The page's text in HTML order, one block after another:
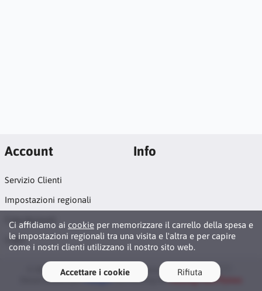
Ci affidiamo ai cookie per memorizzare il carrello della spesa e
le impostazioni regionali tra una visita e l'altra e per capire
come i nostri clienti utilizzano il nostro sito web.
Accettare i cookie Rifiuta
Account
Servizio Clienti
Impostazioni regionali
Crea Account
Login
Info
© 2026 Cámara de Comercio Italiana de Costa Rica 🇮🇹 ·
Desarrollado por
con hosting de Hosting Para Pymes